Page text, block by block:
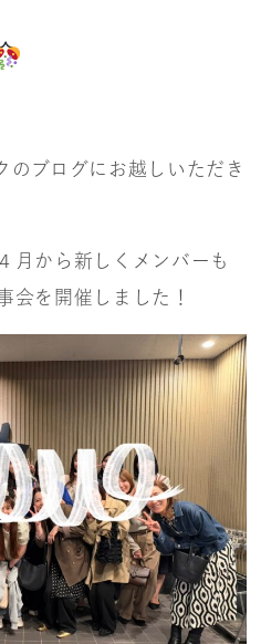
のブログにお越しいただき
月から新しくメンバーも
会を開催しました！